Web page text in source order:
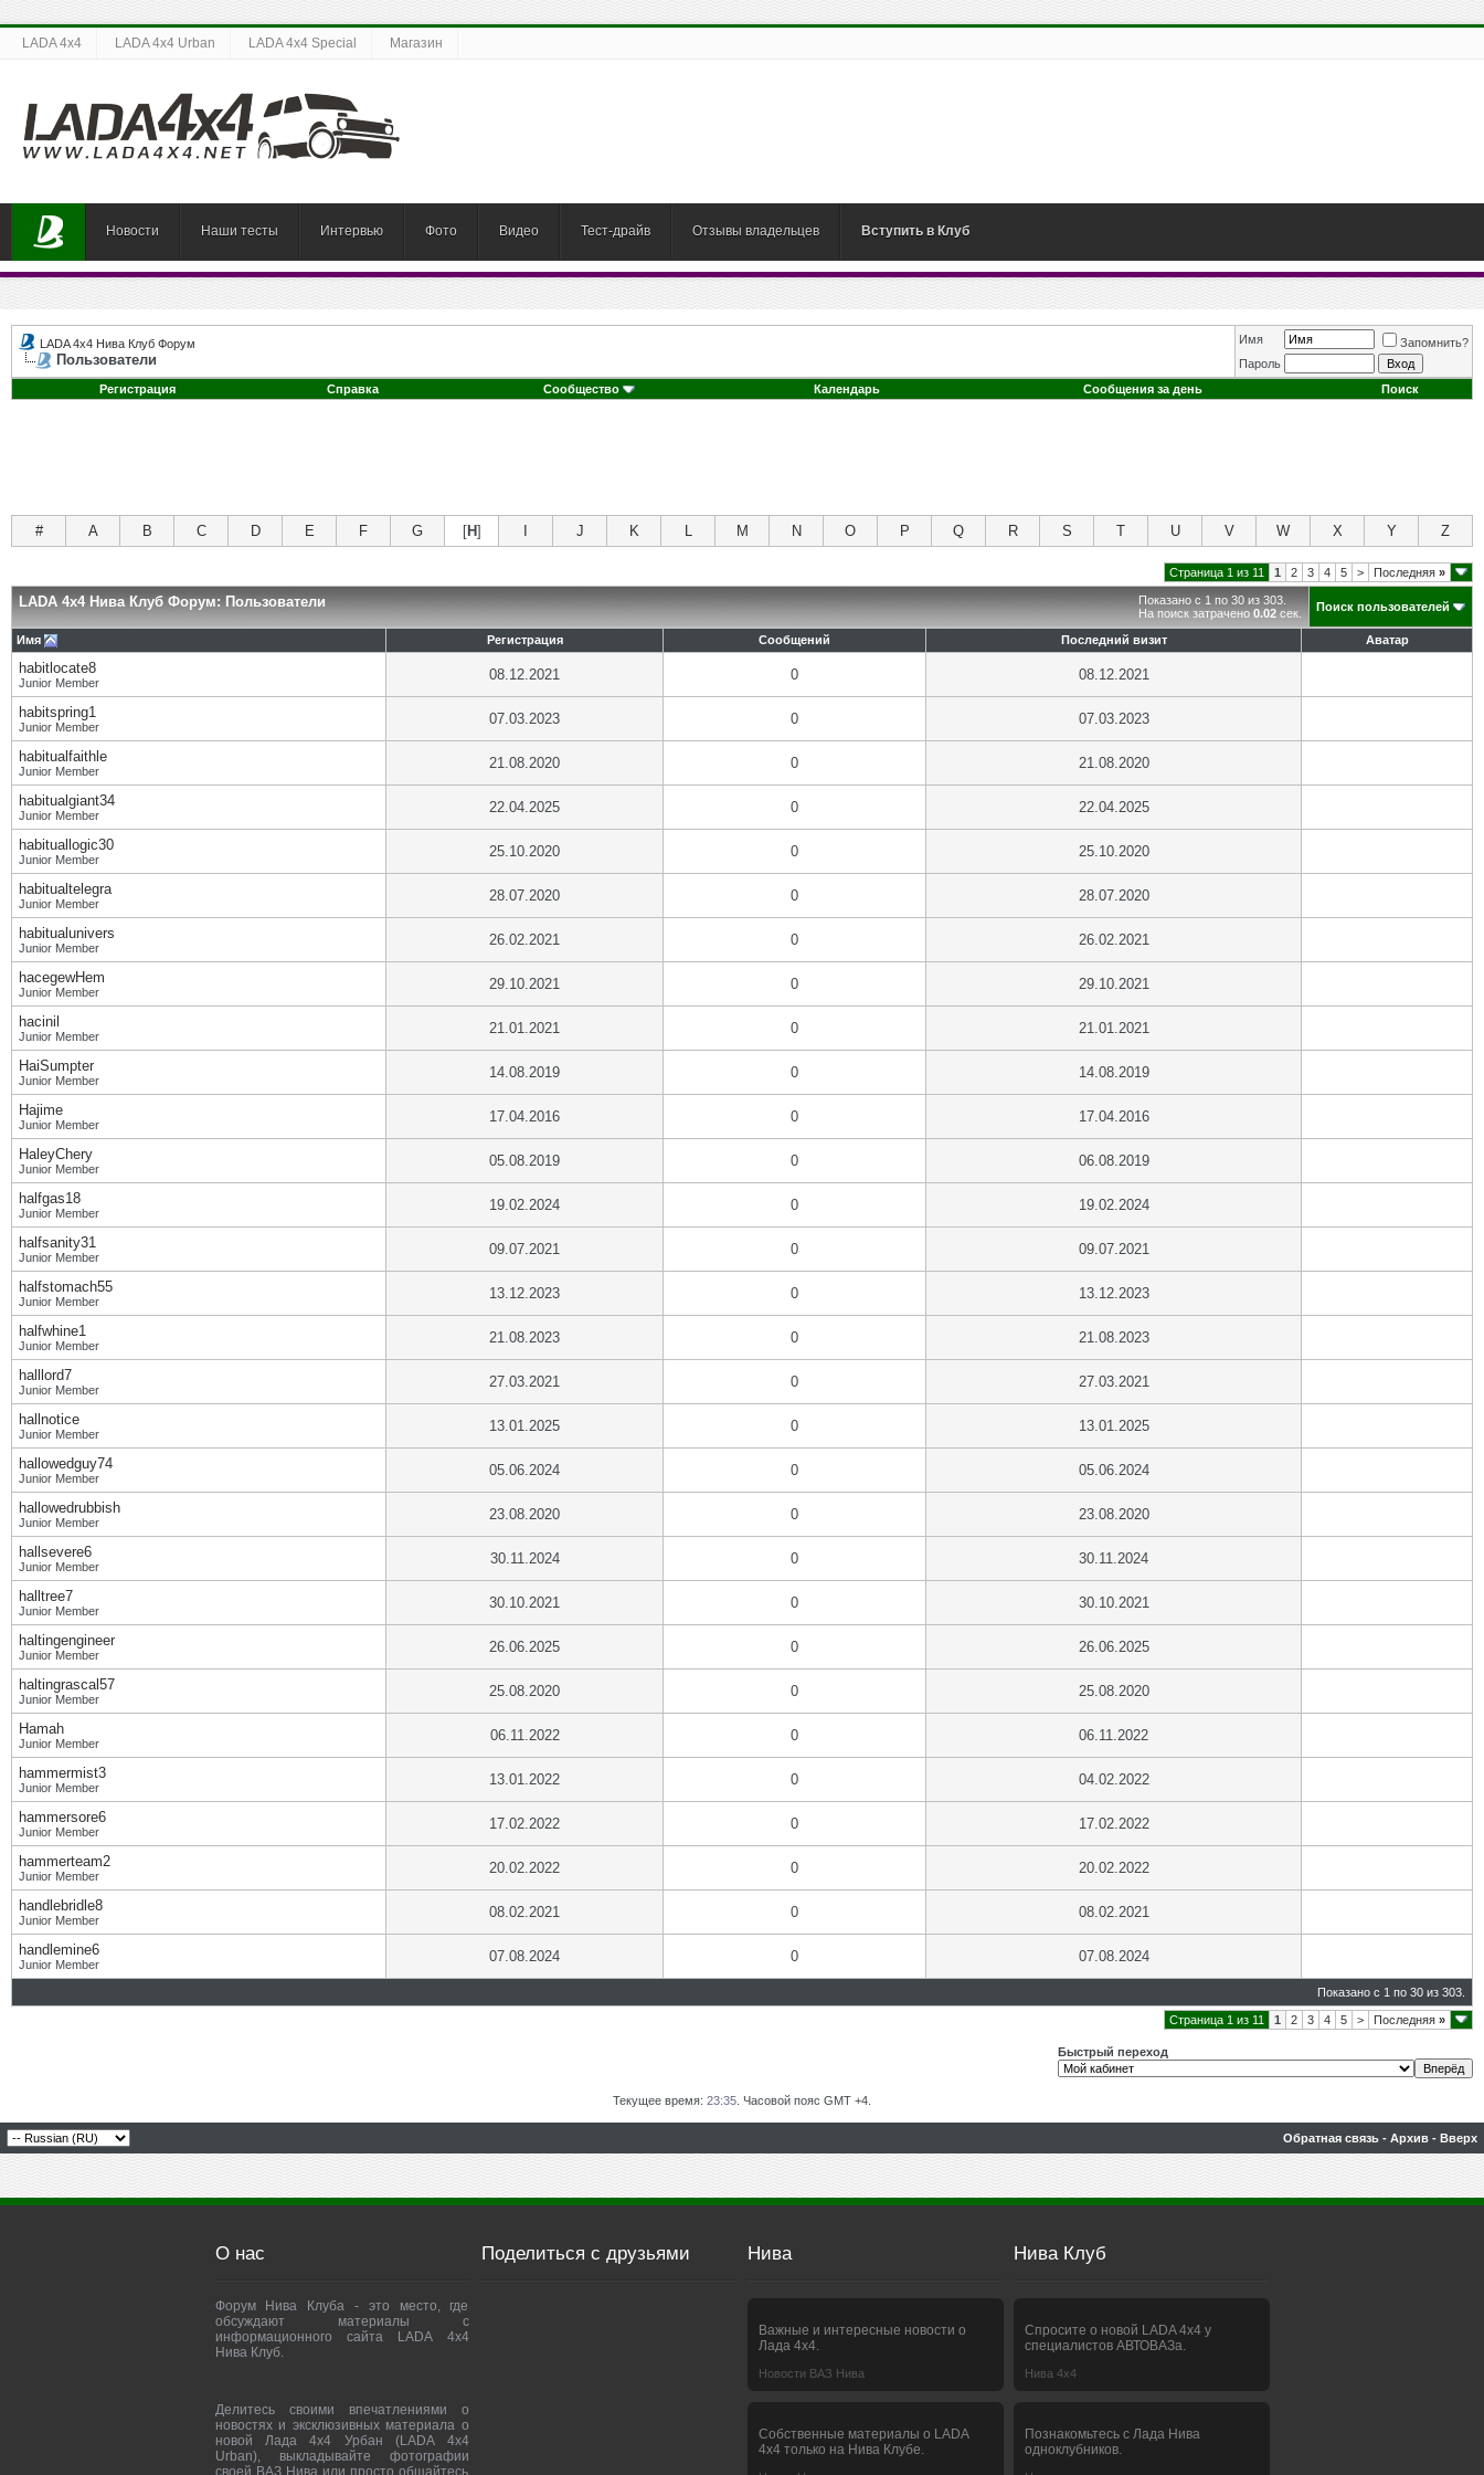
LADA 4x4 LADA 4x4 Urban LADA 4x4 Special Магазин
Новости Наши тесты Интервью Фото Видео Тест-драйв Отзывы владельцев Вступить в Клуб
LADA 4x4 Нива Клуб Форум
Пользователи
Имя
Запомнить?
Пароль
Регистрация
Справка Сообщество Календарь Сообщения за день Поиск
# A B C D E F G [H] J K L M N O P Q R S T U V W X Y Z
Страница 1 из 11 1 2 3 4 5 > Последняя »
Показано с 1 по 30 из 303.
На поиск затрачено 0.02 сек.
LADA 4x4 Нива Клуб Форум: Пользователи Поиск пользователей
Имя Регистрация Сообщений Последний визит Аватар
habitlocate8
Junior Member 08.12.2021 0 08.12.2021
habitspring1
Junior Member 07.03.2023 0 07.03.2023
habitualfaithle
Junior Member 21.08.2020 0 21.08.2020
habitualgiant34
Junior Member 22.04.2025 0 22.04.2025
habituallogic30
Junior Member 25.10.2020 0 25.10.2020
habitualtelegra
Junior Member 28.07.2020 0 28.07.2020
habitualunivers
Junior Member 26.02.2021 0 26.02.2021
hacegewHem
Junior Member 29.10.2021 0 29.10.2021
hacinil
Junior Member 21.01.2021 0 21.01.2021
HaiSumpter
Junior Member 14.08.2019 0 14.08.2019
Hajime
Junior Member 17.04.2016 0 17.04.2016
HaleyChery
Junior Member 05.08.2019 0 06.08.2019
halfgas18
Junior Member 19.02.2024 0 19.02.2024
halfsanity31
Junior Member 09.07.2021 0 09.07.2021
halfstomach55
Junior Member 13.12.2023 0 13.12.2023
halfwhine1
Junior Member 21.08.2023 0 21.08.2023
halllord7
Junior Member 27.03.2021 0 27.03.2021
hallnotice
Junior Member 13.01.2025 0 13.01.2025
hallowedguy74
Junior Member 05.06.2024 0 05.06.2024
hallowedrubbish
Junior Member 23.08.2020 0 23.08.2020
hallsevere6
Junior Member 30.11.2024 0 30.11.2024
halltree7
Junior Member 30.10.2021 0 30.10.2021
haltingengineer
Junior Member 26.06.2025 0 26.06.2025
haltingrascal57
Junior Member 25.08.2020 0 25.08.2020
Hamah
Junior Member 06.11.2022 0 06.11.2022
hammermist3
Junior Member 13.01.2022 0 04.02.2022
hammersore6
Junior Member 17.02.2022 0 17.02.2022
hammerteam2
Junior Member 20.02.2022 0 20.02.2022
handlebridle8
Junior Member 08.02.2021 0 08.02.2021
handlemine6
Junior Member 07.08.2024 0 07.08.2024
Показано с 1 по 30 из 303.
Страница 1 из 11 1 2 3 4 5 > Последняя »
Быстрый переход
Текущее время: 23:35 . Часовой пояс GMT +4.
Обратная связь - Архив - Вверх
О нас
Форум Нива Клуба - это место, где
обсуждают материалы с
информационного сайта LADA 4x4
Нива Клуб.
Делитесь своими впечатлениями о
новостях и эксклюзивных материала о
новой Лада 4х4 Урбан (LADA 4x4
Urban), выкладывайте фотографии
своей ВАЗ Нива или просто общайтесь
Поделиться с друзьями Нива
Важные и интересные новости о
Лада 4х4.
Новости ВАЗ Нива
Собственные материалы о LADA
4x4 только на Нива Клубе.
Нива Клуб
Спросите о новой LADA 4x4 у
специалистов АВТОВАЗа.
Нива 4х4
Познакомьтесь с Лада Нива
одноклубников.